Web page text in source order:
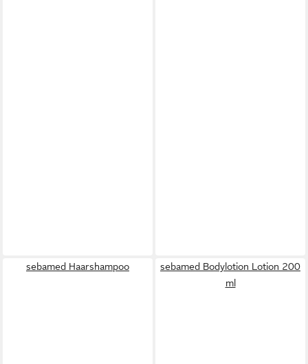
sebamed Haarshampoo
sebamed Bodylotion Lotion 200
ml